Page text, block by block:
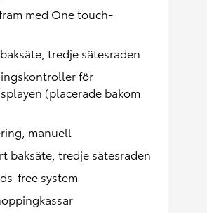
med One touch-
tredje sätesraden
för
(placerade bakom
manuell
baksäte, tredje sätesraden
free system